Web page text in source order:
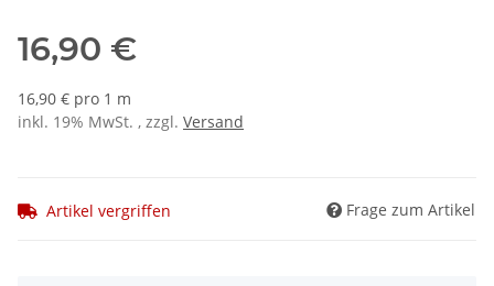
16,90 €
16,90 € pro 1 m
inkl. 19% MwSt. , zzgl. Versand
Artikel vergriffen Frage zum Artikel